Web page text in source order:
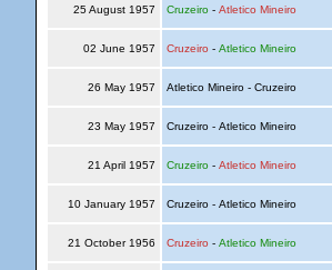
25 August 1957 Cruzeiro- Atletico Mineiro
02 June 1957 Cruzeiro - Atletico Mineiro
26 May 1957 Atletico Mineiro - Cruzeiro
23 May 1957 Cruzeiro - Atletico Mineiro
21 April 1957 Cruzeiro- Atletico Mineiro
10 January 1957 Cruzeiro - Atletico Mineiro
21 October 1956 Cruzeiro - Atletico Mineiro